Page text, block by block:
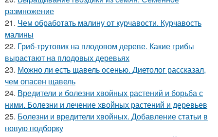
размножение
21. Чем обработать малину от курчавости. Курчавость
малины
22. Гриб-трутовик на плодовом дереве. Какие грибы
вырастают на плодовых деревьях
23. Можно ли есть щавель осенью. Диетолог рассказал,
чем опасен щавель
24. Вредители и болезни хвойных растений и борьба с
ними. Болезни и лечение хвойных растений и деревьев
25. Болезни и вредители хвойных. Добавление статьи в
новую подборку